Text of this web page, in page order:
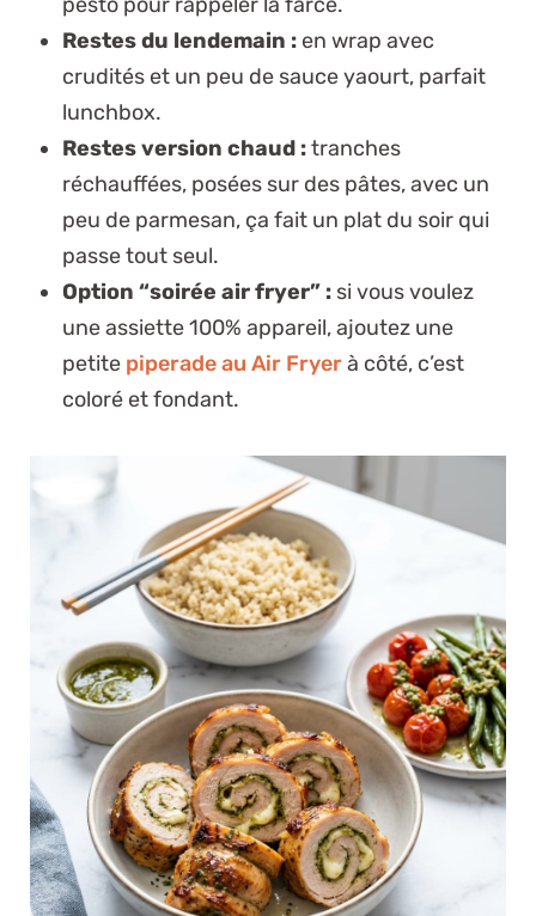
Restes du lendemain : en wrap avec
crudités et un peu de sauce yaourt, parfait
lunchbox.
Restes version chaud :tranches
réchauffées, posées sur des pâtes, avec un
peu de parmesan, ça fait un plat du soir qui
passe tout seul.
Option “soirée air fryer” : si vous voulez
une assiette 100% appareil, ajoutez une
petite piperade au Air Fryerà côté, c’est
coloré et fondant.